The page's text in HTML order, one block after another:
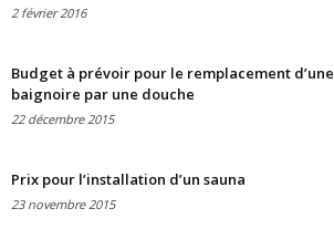
2 février 2016
Budget à prévoir pour le remplacement d’une
baignoire par une douche
22 décembre 2015
Prix pour l’installation d’un sauna
23 novembre 2015